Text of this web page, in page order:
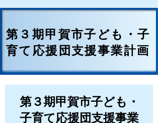
第３期甲賀市子ども・子
育て応援団支援事業計画
第３期甲賀市子ども・
子育て応援団支援事業